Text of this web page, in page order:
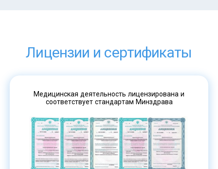
Лицензии и сертификаты
Медицинская деятельность лицензирована и
соответствует стандартам Минздрава